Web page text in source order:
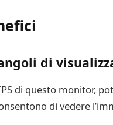
di
di questo monitor,
di vedere